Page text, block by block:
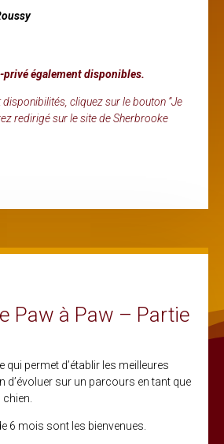
privé également disponibles.
cliquez sur le bouton ”Je
redirigé sur le site de Sherbrooke
Paw à Paw – Partie
qui permet d’établir les meilleures
d’évoluer sur un parcours en tant que
6 mois sont les bienvenues.